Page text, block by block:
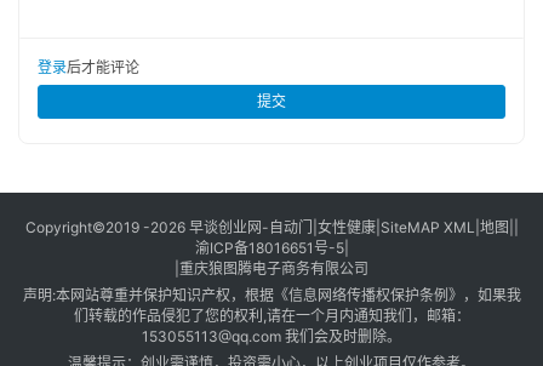
登录后才能评论
提交
Copyright©2019 -2026 早谈创业网 - 自动门 女性健康| SiteMAP XML 地图
渝ICP备18016651号-5|
重庆狼图腾电子商务有限公司
声明:本网站尊重并保护知识产权，根据《信息网络传播权保护条例》，如果我
们转载的作品侵犯了您的权利,请在一个月内通知我们，邮箱：
153055113@qq.com 我们会及时删除。